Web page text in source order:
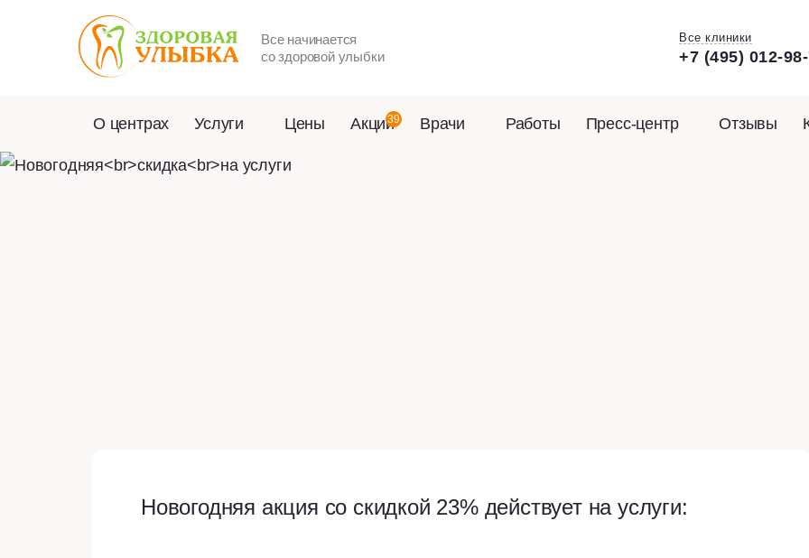
Все начинается
со здоровой улыбки
Все клиники
+7 (495) 012-
О центрах Услуги Цены Акции39 Врачи Работы Пресс-центр Отзывы
Новогодняя акция со скидкой 23% действует на услуги: